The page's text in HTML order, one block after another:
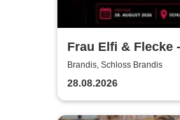
Frau Elfi & Flecke
Konzert
Brandis, Schloss Brandis
28.08.2026